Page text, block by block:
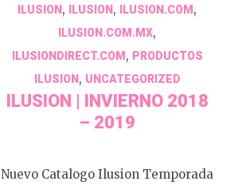
ILUSION , ILUSION , ILUSION.COM ,
ILUSION.COM.MX,
ILUSIONDIRECT.COM , PRODUCTOS
ILUSION, UNCATEGORIZED
ILUSION | INVIERNO 2018
– 2019
Nuevo Catalogo Ilusion Temporada